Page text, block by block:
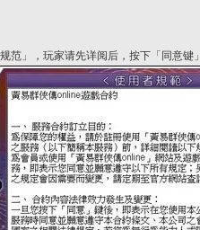
范」，玩家请先详阅后，按下「同意键